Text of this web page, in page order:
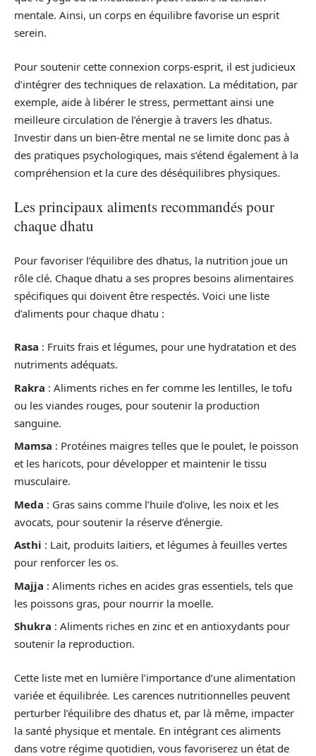
mentale. Ainsi, un corps en équilibre favorise un esprit
serein.
Pour soutenir cette connexion corps-esprit, il est judicieux
d’intégrer des techniques de relaxation. La méditation, par
exemple, aide à libérer le stress, permettant ainsi une
meilleure circulation de l’énergie à travers les dhatus.
Investir dans un bien-être mental ne se limite donc pas à
des pratiques psychologiques, mais s’étend également à la
compréhension et la cure des déséquilibres physiques.
Les principaux aliments recommandés pour
chaque dhatu
Pour favoriser l’équilibre des dhatus, la nutrition joue un
rôle clé. Chaque dhatu a ses propres besoins alimentaires
spécifiques qui doivent être respectés. Voici une liste
d’aliments pour chaque dhatu :
Rasa : Fruits frais et légumes, pour une hydratation et des
nutriments adéquats.
Rakra : Aliments riches en fer comme les lentilles, le tofu
ou les viandes rouges, pour soutenir la production
sanguine.
Mamsa : Protéines maigres telles que le poulet, le poisson
et les haricots, pour développer et maintenir le tissu
musculaire.
Meda : Gras sains comme l’huile d’olive, les noix et les
avocats, pour soutenir la réserve d’énergie.
Asthi : Lait, produits laitiers, et légumes à feuilles vertes
pour renforcer les os.
Majja : Aliments riches en acides gras essentiels, tels que
les poissons gras, pour nourrir la moelle.
Shukra : Aliments riches en zinc et en antioxydants pour
soutenir la reproduction.
Cette liste met en lumière l’importance d’une alimentation
variée et équilibrée. Les carences nutritionnelles peuvent
perturber l’équilibre des dhatus et, par là même, impacter
la santé physique et mentale. En intégrant ces aliments
dans votre régime quotidien, vous favoriserez un état de